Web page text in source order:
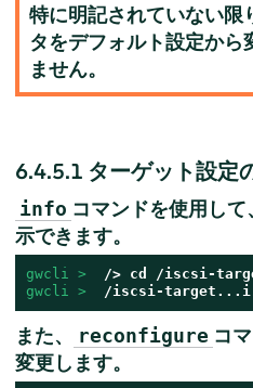
特に明記されていない限
タをデフォルト設定から
ません。
6.4.5.1 ターゲット設定
info コマンドを使用し
示できます。
gwcli >
/> cd /iscsi-
gwcli >
/iscsi-
また、 reconfigure コ
変更します。